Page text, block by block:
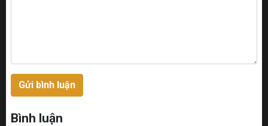
Gửi bình luận
Bình luận